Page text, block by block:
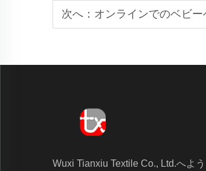
次へ： オンラインでのベビ
Wuxi Tianxiu Textile Co., Ltd.へよ